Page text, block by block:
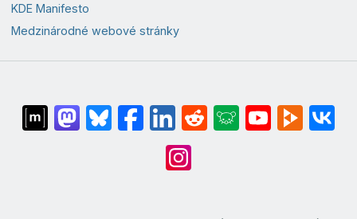
KDE Manifesto
Medzinárodné webové stránky